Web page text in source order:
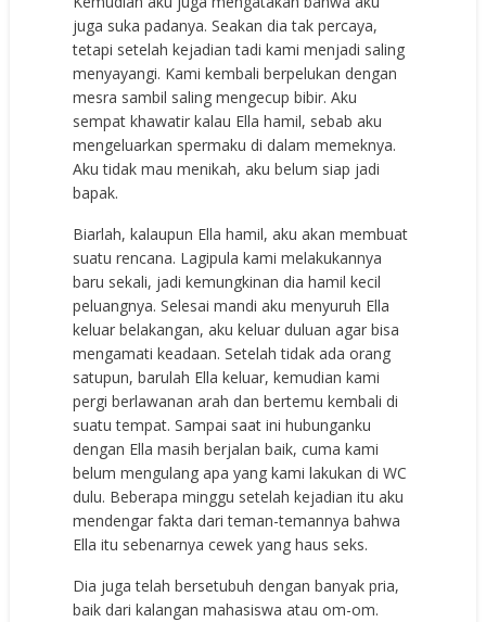
juga suka padanya. Seakan dia tak percaya,
tetapi setelah kejadian tadi kami menjadi saling
menyayangi. Kami kembali berpelukan dengan
mesra sambil saling mengecup bibir. Aku
sempat khawatir kalau Ella hamil, sebab aku
mengeluarkan spermaku di dalam memeknya.
Aku tidak mau menikah, aku belum siap jadi
bapak.
Biarlah, kalaupun Ella hamil, aku akan membuat
suatu rencana. Lagipula kami melakukannya
baru sekali, jadi kemungkinan dia hamil kecil
peluangnya. Selesai mandi aku menyuruh Ella
keluar belakangan, aku keluar duluan agar bisa
mengamati keadaan. Setelah tidak ada orang
satupun, barulah Ella keluar, kemudian kami
pergi berlawanan arah dan bertemu kembali di
suatu tempat. Sampai saat ini hubunganku
dengan Ella masih berjalan baik, cuma kami
belum mengulang apa yang kami lakukan di WC
dulu. Beberapa minggu setelah kejadian itu aku
mendengar fakta dari teman-temannya bahwa
Ella itu sebenarnya cewek yang haus seks.
Dia juga telah bersetubuh dengan banyak pria,
baik dari kalangan mahasiswa atau om-om.